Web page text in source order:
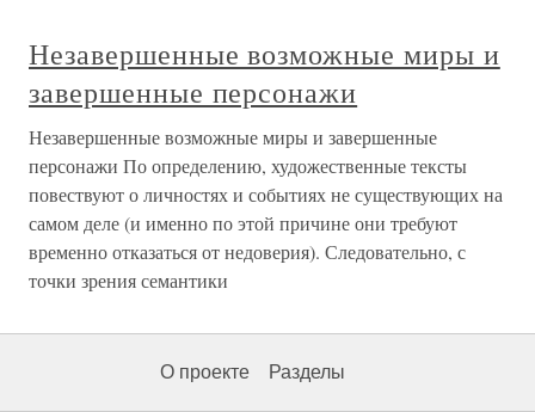
Незавершенные возможные миры и
завершенные персонажи
Незавершенные возможные миры и завершенные
персонажи По определению, художественные тексты
повествуют о личностях и событиях не существующих на
самом деле (и именно по этой причине они требуют
временно отказаться от недоверия). Следовательно, с
точки зрения семантики
О проекте Разделы